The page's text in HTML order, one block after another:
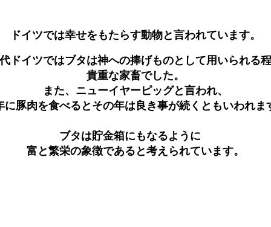
ドイツでは幸せをもたらす動物と言われています。
ドイツではブタは神への捧げものとして用いられる程
貴重な家畜でした。
また、ニューイヤーピッグと言われ、
に豚肉を食べるとその年は良き事が続くともいわれま
ブタは貯金箱にもなるように
富と繁栄の象徴であると考えられています。